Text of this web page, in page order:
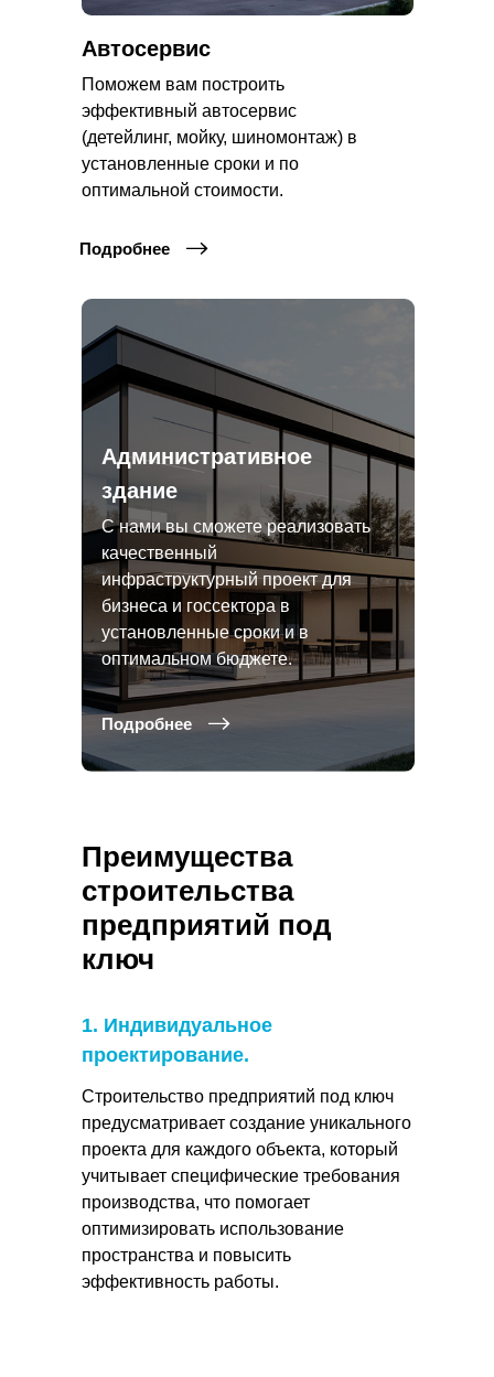
Поможем вам построить
эффективный автосервис
(детейлинг, мойку, шиномонтаж) в
установленные сроки и по
оптимальной стоимости.
Автосервис
Подробнее
С нами вы сможете реализовать
качественный
инфраструктурный проект для
бизнеса и госсектора в
установленные сроки и в
оптимальном бюджете.
Административное
здание
Подробнее
Преимущества
строительства
предприятий под
ключ
Строительство предприятий под ключ
предусматривает создание уникального
проекта для каждого объекта, который
учитывает специфические требования
производства, что помогает
оптимизировать использование
пространства и повысить
эффективность работы.
1. Индивидуальное
проектирование.